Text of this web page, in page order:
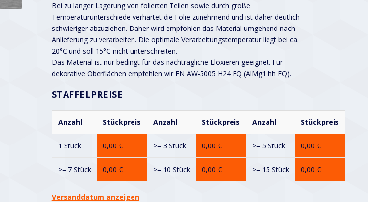
Bei zu langer Lagerung von folierten Teilen sowie durch große
Temperaturunterschiede verhärtet die Folie zunehmend und ist daher deutlich
schwieriger abzuziehen. Daher wird empfohlen das Material umgehend nach
Anlieferung zu verarbeiten. Die optimale Verarbeitungstemperatur liegt bei ca.
20°C und soll 15°C nicht unterschreiten.
Das Material ist nur bedingt für das nachträgliche Eloxieren geeignet. Für
dekorative Oberflächen empfehlen wir EN AW-5005 H24 EQ (AlMg1 hh EQ).
STAFFELPREISE
Anzahl Stückpreis Anzahl Stückpreis Anzahl Stückpreis
1 Stück 0,00 € >= 3 Stück 0,00 € >= 5 Stück 0,00 €
>= 7 Stück 0,00 € >= 10 Stück 0,00 € >= 15 Stück 0,00 €
Versanddatum anzeigen